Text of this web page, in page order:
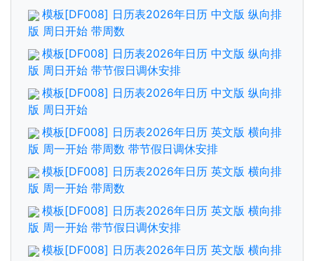
模板[DF008] 日历表2026年日历 中文版 纵向排
版 周日开始 带周数
模板[DF008] 日历表2026年日历 中文版 纵向排
版 周日开始 带节假日调休安排
模板[DF008] 日历表2026年日历 中文版 纵向排
版 周日开始
模板[DF008] 日历表2026年日历 英文版 横向排
版 周一开始 带周数 带节假日调休安排
模板[DF008] 日历表2026年日历 英文版 横向排
版 周一开始 带周数
模板[DF008] 日历表2026年日历 英文版 横向排
版 周一开始 带节假日调休安排
模板[DF008] 日历表2026年日历 英文版 横向排